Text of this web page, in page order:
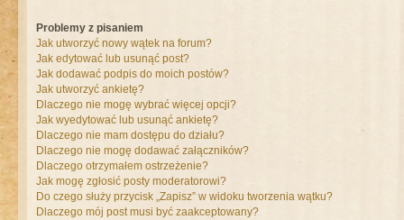
Problemy z pisaniem
Jak utworzyć nowy wątek na forum?
Jak edytować lub usunąć post?
Jak dodawać podpis do moich postów?
Jak utworzyć ankietę?
Dlaczego nie mogę wybrać więcej opcji?
Jak wyedytować lub usunąć ankietę?
Dlaczego nie mam dostępu do działu?
Dlaczego nie mogę dodawać załączników?
Dlaczego otrzymałem ostrzeżenie?
Jak mogę zgłosić posty moderatorowi?
Do czego służy przycisk „Zapisz” w widoku tworzenia wątku?
Dlaczego mój post musi być zaakceptowany?